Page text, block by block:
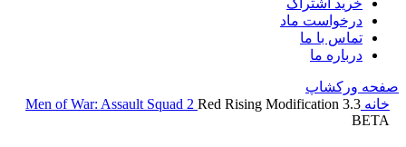
خرید اشتراک
درخواست ماد
تماس با ما
درباره ما
صفحه ورکشاپ
خانه
Men of War: Assault Squad 2 Red Rising Modification 3.3
BETA